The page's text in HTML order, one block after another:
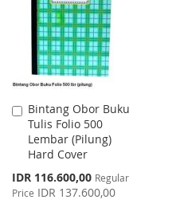
Bintang Obor Buku
Tulis Folio 500
Lembar (Pilung)
Hard Cover
Special
Price
IDR 116.600,00 Regular
Price IDR 137.600,00
Add
to
Cart